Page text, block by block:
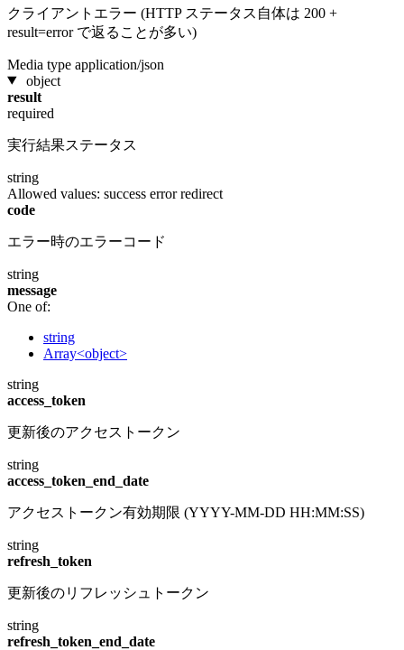
クライアントエラー (HTTP ステータス自体は 200 +
result=error で返ることが多い)
Media type application/json
object
result
required
実行結果ステータス
string
Allowed values: success errorredirect
code
エラー時のエラーコード
string
message
One of:
string
Array<object>
string
access_token
更新後のアクセストークン
string
access_token_end_date
アクセストークン有効期限 (YYYY-MM-DD HH:MM:SS)
string
refresh_token
更新後のリフレッシュトークン
string
refresh_token_end_date